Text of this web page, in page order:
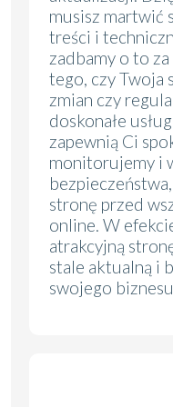
musisz martwić
treści i
zadbamy o to
tego, czy Twoja
zmian czy
doskonałe
zapewnią Ci
monitorujemy i
stronę przed
online. W
atrakcyjną
stale aktualną i
swojego